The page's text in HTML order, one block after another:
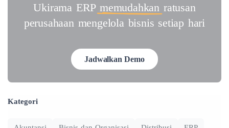
Ukirama ERP memudahkan ratusan
perusahaan mengelola bisnis setiap hari
Jadwalkan Demo
Kategori